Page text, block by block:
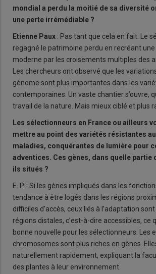
mondial a perdu la moitié de sa diversité
une perte irrémédiable ?
Etienne Paux : Pas tant que cela en fait. Le
regagné le patrimoine perdu en recréant
moderne par les croisements multiples des
Les chercheurs ont observé que les
génome sont plus importantes dans les
contemporaines. Un vaste chantier s’ouvre,
travail de la nature. Mais mieux ciblé et plus
Les sélectionneurs en France ou ailleurs
mettre au point des variétés résistantes
maladies, conquérantes de lumière pour
adventices. Ces gènes, dans quelle partie
ils situés ?
E. P. : Si les gènes impliqués dans les
tendance à être logés dans les régions
difficiles d’accès, ceux liés à l’adaptation
régions distales, c’est-à-dire accessibles, ce
bonne nouvelle pour les sélectionneurs. Les
chromosomes sont plus riches en gènes.
naturellement rapidement, expliquant la
des plantes à leur environnement.